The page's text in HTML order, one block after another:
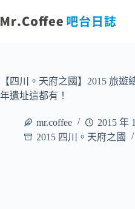
至
容【四川。天府之國】2015 旅
年遺址這都有！
mr.coffee
2015 年
2015 四川。天府之國